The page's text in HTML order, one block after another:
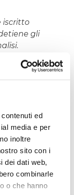
ed
media e per
inoltre
sito con i
dei dati web,
combinarle
o che hanno
iscritto
gli
dei
clicca